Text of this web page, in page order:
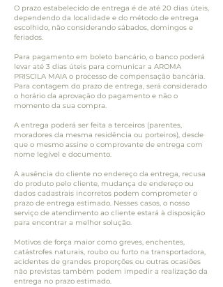
O prazo estabelecido de entrega é de até 20 dias úteis,
dependendo da localidade e do método de entrega
escolhido, não considerando sábados, domingos e
feriados.
Para pagamento em boleto bancário, o banco poderá
levar até 3 dias úteis para comunicar a AROMA
PRISCILA MAIA o processo de compensação bancária.
Para contagem do prazo de entrega, será considerado
o horário da aprovação do pagamento e não o
momento da sua compra.
A entrega poderá ser feita a terceiros (parentes,
moradores da mesma residência ou porteiros), desde
que o mesmo assine o comprovante de entrega com
nome legível e documento.
A ausência do cliente no endereço da entrega, recusa
do produto pelo cliente, mudança de endereço ou
dados cadastrais incorretos podem comprometer o
prazo de entrega estimado. Nesses casos, o nosso
serviço de atendimento ao cliente estará à disposição
para encontrar a melhor solução.
Motivos de força maior como greves, enchentes,
catástrofes naturais, roubo ou furto na transportadora,
acidentes de grandes proporções ou outras ocasiões
não previstas também podem impedir a realização da
entrega no prazo estimado.